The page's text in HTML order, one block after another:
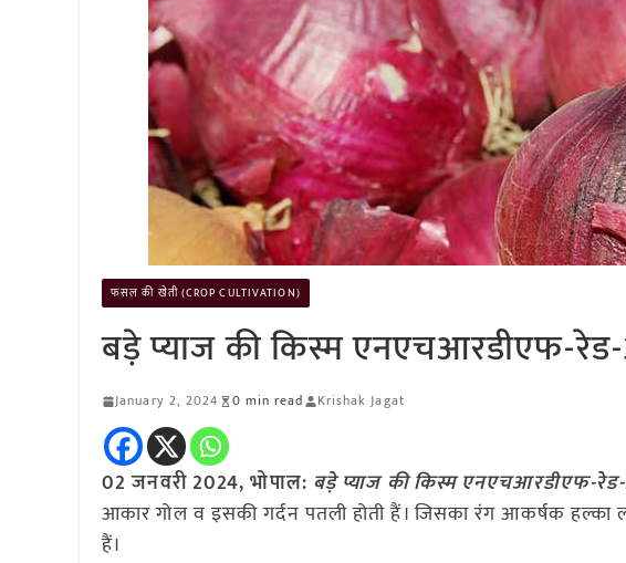
फसल की खेती (CROP CULTIVATION)
बड़े प्याज की किस्म एनएचआरडीएफ-
January 2, 2024 0 min read Krishak Jagat
02 जनवरी 2024, भोपाल: बड़े प्याज की किस्म एनएचआरडीएफ-
आकार गोल व इसकी गर्दन पतली होती हैं। जिसका रंग आकर्षक हल्का
हैं।